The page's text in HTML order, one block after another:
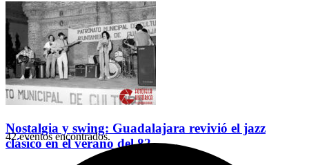
Nostalgia y swing: Guadalajara revivió el jazz
clásico en el verano del 82
42 eventos encontrados.